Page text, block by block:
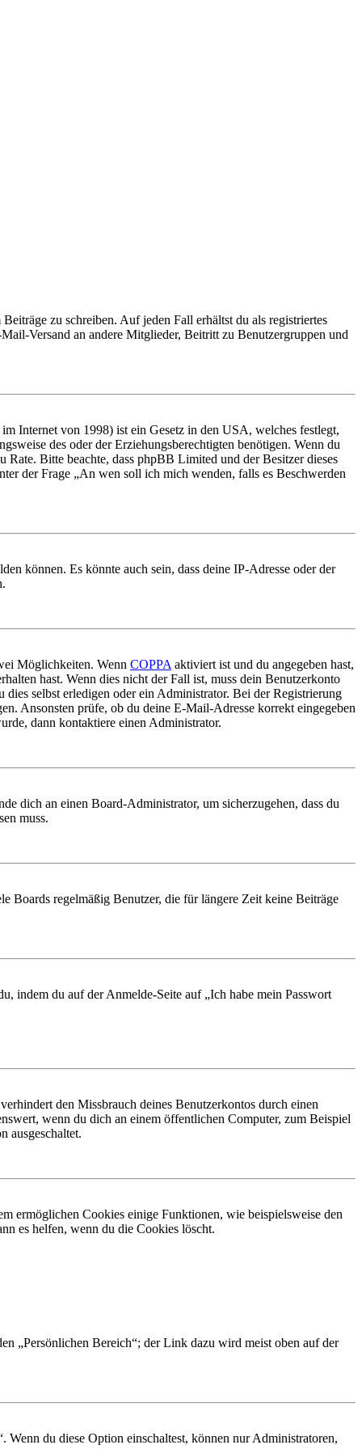
zu schreiben. Auf jeden Fall erhältst du als registriertes
Versand an andere Mitglieder, Beitritt zu Benutzergruppen und
Internet von 1998) ist ein Gesetz in den USA, welches festlegt,
des oder der Erziehungsberechtigten benötigen. Wenn du
Bitte beachte, dass phpBB Limited und der Besitzer dieses
der Frage „An wen soll ich mich wenden, falls es Beschwerden
können. Es könnte auch sein, dass deine IP-Adresse oder der
Möglichkeiten. Wenn COPPA aktiviert ist und du angegeben hast,
hast. Wenn dies nicht der Fall ist, muss dein Benutzerkonto
selbst erledigen oder ein Administrator. Bei der Registrierung
Ansonsten prüfe, ob du deine E-Mail-Adresse korrekt eingegeben
dann kontaktiere einen Administrator.
dich an einen Board-Administrator, um sicherzugehen, dass du
muss.
Boards regelmäßig Benutzer, die für längere Zeit keine Beiträge
indem du auf der Anmelde-Seite auf „Ich habe mein Passwort
den Missbrauch deines Benutzerkontos durch einen
wenn du dich an einem öffentlichen Computer, zum Beispiel
ausgeschaltet.
ermöglichen Cookies einige Funktionen, wie beispielsweise den
es helfen, wenn du die Cookies löscht.
„Persönlichen Bereich“; der Link dazu wird meist oben auf der
du diese Option einschaltest, können nur Administratoren,